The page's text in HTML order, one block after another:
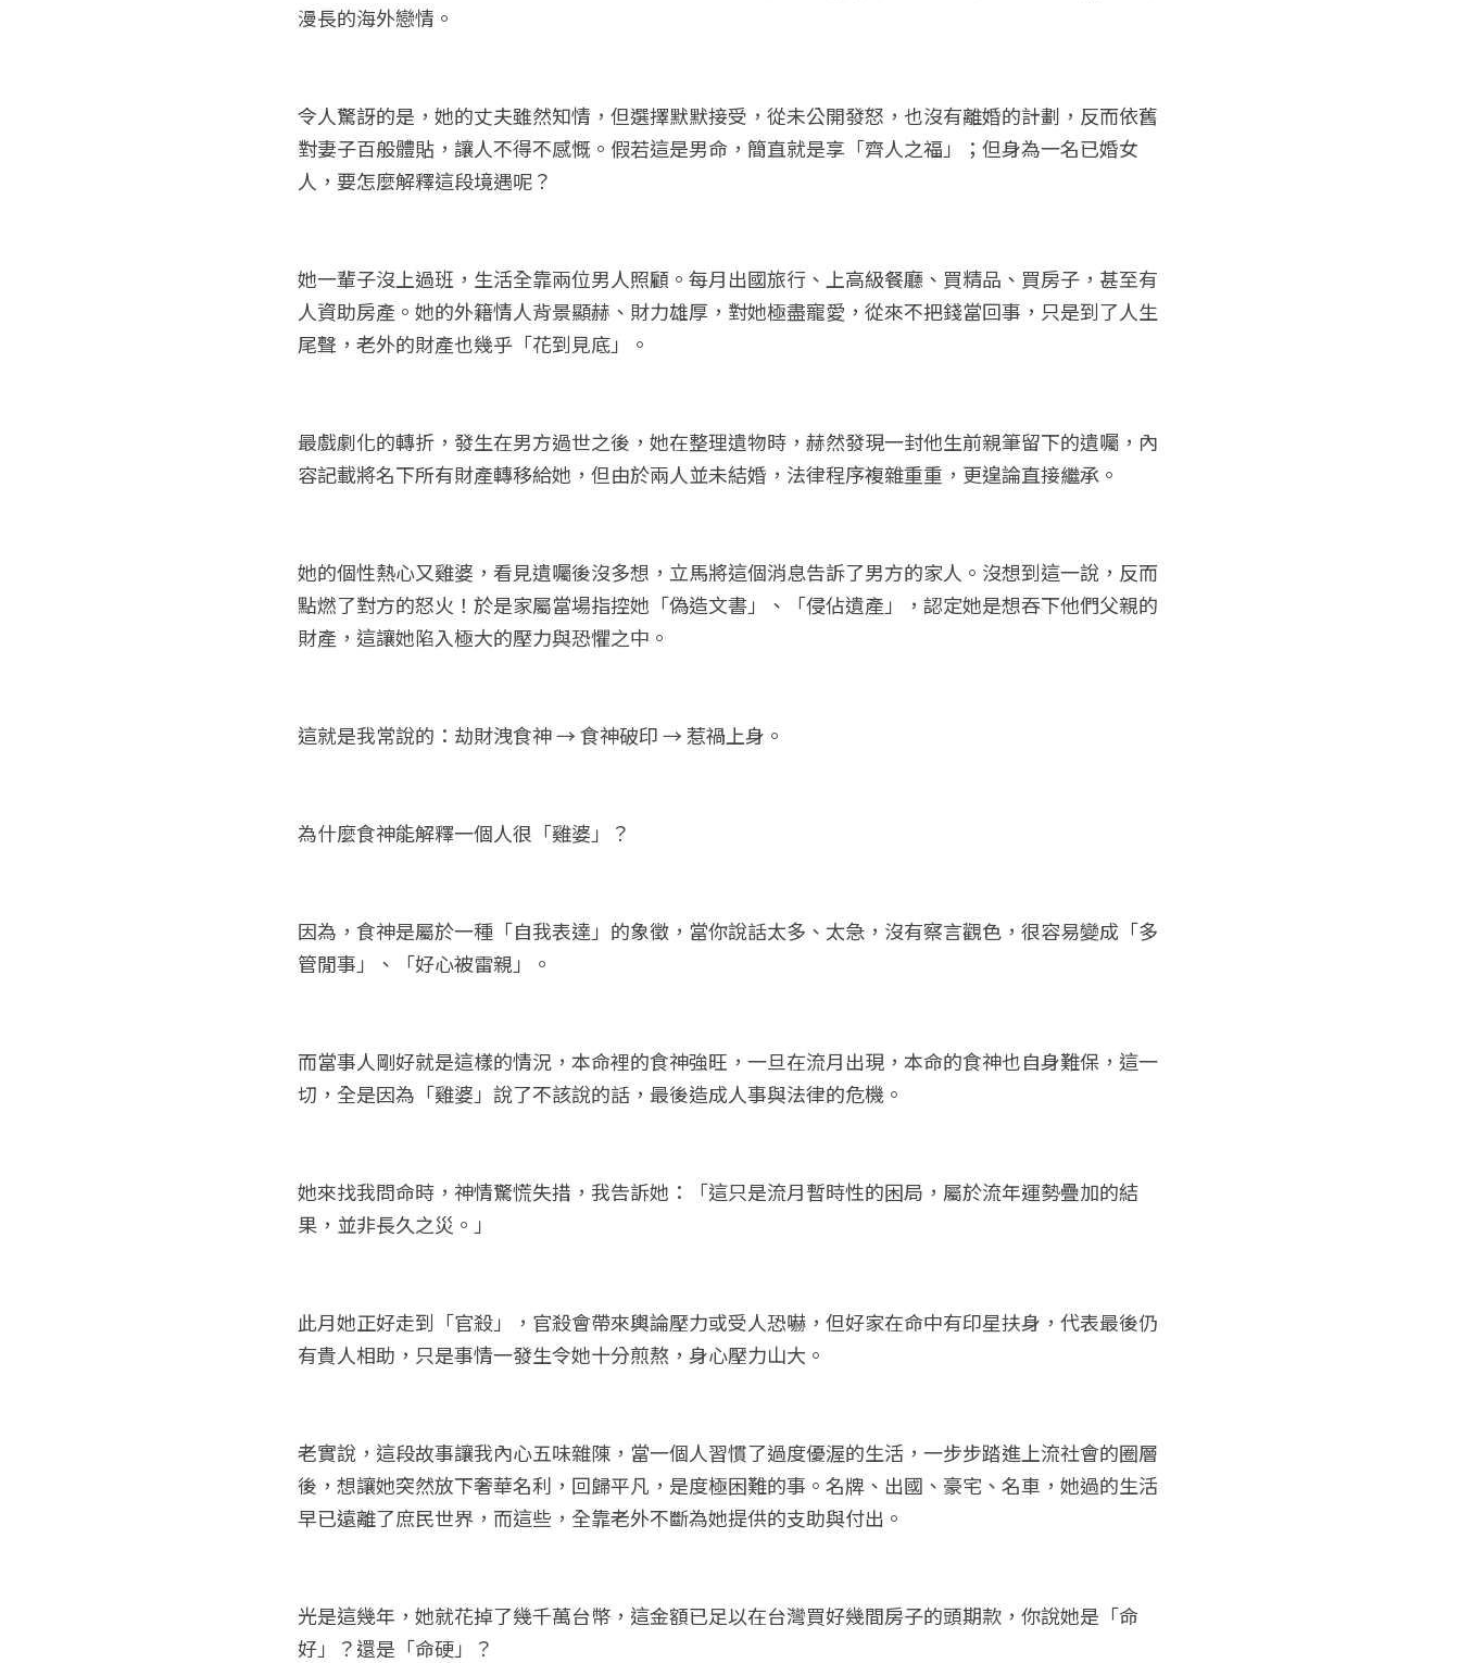
漫長的海外戀情。
令人驚訝的是，她的丈夫雖然知情，但選擇默默接受，從未公開發怒，也沒有離婚的計劃，反而依舊
對妻子百般體貼，讓人不得不感慨。假若這是男命，簡直就是享「齊人之福」；但身為一名已婚女
人，要怎麼解釋這段境遇呢？
她一輩子沒上過班，生活全靠兩位男人照顧。每月出國旅行、上高級餐廳、買精品、買房子，甚至有
人資助房產。她的外籍情人背景顯赫、財力雄厚，對她極盡寵愛，從來不把錢當回事，只是到了人生
尾聲，老外的財產也幾乎「花到見底」。
最戲劇化的轉折，發生在男方過世之後，她在整理遺物時，赫然發現一封他生前親筆留下的遺囑，內
容記載將名下所有財產轉移給她，但由於兩人並未結婚，法律程序複雜重重，更遑論直接繼承。
她的個性熱心又雞婆，看見遺囑後沒多想，立馬將這個消息告訴了男方的家人。沒想到這一說，反而
點燃了對方的怒火！於是家屬當場指控她「偽造文書」、「侵佔遺產」，認定她是想吞下他們父親的
財產，這讓她陷入極大的壓力與恐懼之中。
這就是我常說的：劫財洩食神 → 食神破印 → 惹禍上身。
為什麼食神能解釋一個人很「雞婆」？
因為，食神是屬於一種「自我表達」的象徵，當你說話太多、太急，沒有察言觀色，很容易變成「多
管閒事」、「好心被雷親」。
而當事人剛好就是這樣的情況，本命裡的食神強旺，一旦在流月出現，本命的食神也自身難保，這一
切，全是因為「雞婆」說了不該說的話，最後造成人事與法律的危機。
她來找我問命時，神情驚慌失措，我告訴她：「這只是流月暫時性的困局，屬於流年運勢疊加的結
果，並非長久之災。」
此月她正好走到「官殺」，官殺會帶來輿論壓力或受人恐嚇，但好家在命中有印星扶身，代表最後仍
有貴人相助，只是事情一發生令她十分煎熬，身心壓力山大。
老實說，這段故事讓我內心五味雜陳，當一個人習慣了過度優渥的生活，一步步踏進上流社會的圈層
後，想讓她突然放下奢華名利，回歸平凡，是度極困難的事。名牌、出國、豪宅、名車，她過的生活
早已遠離了庶民世界，而這些，全靠老外不斷為她提供的支助與付出。
光是這幾年，她就花掉了幾千萬台幣，這金額已足以在台灣買好幾間房子的頭期款，你說她是「命
好」？還是「命硬」？